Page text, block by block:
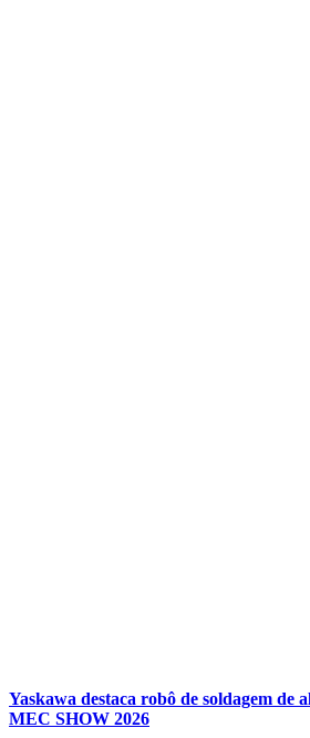
Yaskawa destaca robô de soldagem de
MEC SHOW 2026